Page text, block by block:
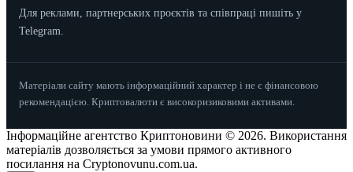
Для реклами, партнерських проєктів та співпраці пишіть у
Telegram.
Матеріали сайту мають інформаційний характер і не є фінансовою
рекомендацією. Криптовалюти є високоризиковими активами.
Інформаційне агентство Криптоновини © 2026. Використання
матеріалів дозволяється за умови прямого активного
посилання на Cryptonovunu.com.ua.